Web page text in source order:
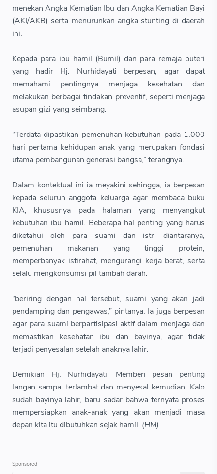
menekan Angka Kematian Ibu dan Angka Kematian Bayi
(AKI/AKB) serta menurunkan angka stunting di daerah
ini.
Kepada para ibu hamil (Bumil) dan para remaja puteri
yang hadir Hj. Nurhidayati berpesan, agar dapat
memahami pentingnya menjaga kesehatan dan
melakukan berbagai tindakan preventif, seperti menjaga
asupan gizi yang seimbang.
“Terdata dipastikan pemenuhan kebutuhan pada 1.000
hari pertama kehidupan anak yang merupakan fondasi
utama pembangunan generasi bangsa,” terangnya.
Dalam kontektual ini ia meyakini sehingga, ia berpesan
kepada seluruh anggota keluarga agar membaca buku
KIA, khususnya pada halaman yang menyangkut
kebutuhan ibu hamil. Beberapa hal penting yang harus
diketahui oleh para suami dan istri diantaranya,
pemenuhan makanan yang tinggi protein,
memperbanyak istirahat, mengurangi kerja berat, serta
selalu mengkonsumsi pil tambah darah.
“beriring dengan hal tersebut, suami yang akan jadi
pendamping dan pengawas,” pintanya. Ia juga berpesan
agar para suami berpartisipasi aktif dalam menjaga dan
memastikan kesehatan ibu dan bayinya, agar tidak
terjadi penyesalan setelah anaknya lahir.
Demikian Hj. Nurhidayati, Memberi pesan penting
Jangan sampai terlambat dan menyesal kemudian. Kalo
sudah bayinya lahir, baru sadar bahwa ternyata proses
mempersiapkan anak-anak yang akan menjadi masa
depan kita itu dibutuhkan sejak hamil. (HM)